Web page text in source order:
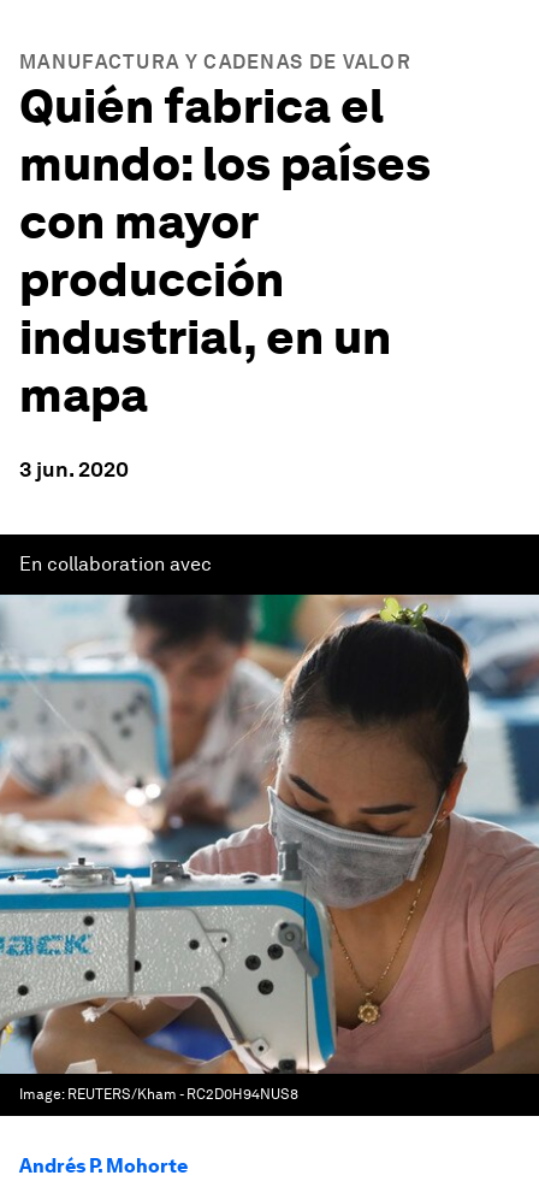
MANUFACTURA Y CADENAS DE VALOR
Quién fabrica el
mundo: los países
con mayor
producción
industrial, en un
mapa
3 jun. 2020
En collaboration avec
Image: REUTERS/Kham - RC2D0H94NUS8
Andrés P. Mohorte